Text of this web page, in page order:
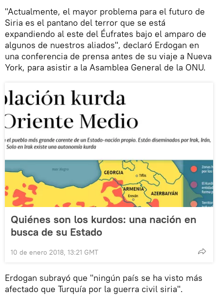
"Actualmente, el mayor problema para el futuro de
Siria es el pantano del terror que se está
expandiendo al este del Éufrates bajo el amparo de
algunos de nuestros aliados", declaró Erdogan en
una conferencia de prensa antes de su viaje a Nueva
York, para asistir a la Asamblea General de la ONU.
Quiénes son los kurdos: una nación en
busca de su Estado
10 de enero 2018, 13:21 GMT
Erdogan subrayó que "ningún país se ha visto más
afectado que Turquía por la guerra civil siria".